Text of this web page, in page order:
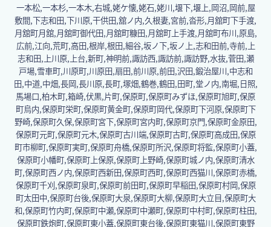
一本松,一本杉,一本木,右城,姥ケ懐,姥石,姥川,堰下,堰上,岡沼,岡前,屋
敷間,下志和田,下川原,干供田,舘ノ内,久根妻,宮前,沓形,月舘町下手渡,
月舘町月舘,月舘町御代田,月舘町糠田,月舘町上手渡,月舘町布川,原島,
広前,江向,荒町,高田,根岸,根田,細谷,坂ノ下,坂ノ上,志和田前,寺前,上
志和田,上川原,上台,新町,神明前,諏訪西,諏訪前,諏訪野,水抜,菅田,瀬
戸場,雪車町,川原町,川原田,扇田,前川原,前田,沢田,鍛治屋川,中志和
田,中道,中畑,長岡,長川原,長町,塚畑,鶴巻,鶴田,田町,堂ノ内,南堀,日照,
馬場口,柏木町,箱崎,伏黒,片町,保原町,保原町みずほ,保原町旭町,保原
町烏内,保原町栄町,保原町黄金町,保原町岡代,保原町下河原,保原町下
野崎,保原町久保,保原町宮下,保原町宮内町,保原町京門,保原町金原田,
保原町元町,保原町元木,保原町古川端,保原町古町,保原町高成田,保原
町市柳町,保原町実町,保原町舟橋,保原町所沢,保原町将監,保原町小蓋,
保原町小幡町,保原町上保原,保原町上野崎,保原町城ノ内,保原町清水
町,保原町西ノ内,保原町西新田,保原町西町,保原町西猫川,保原町赤橋,
保原町千刈,保原町泉町,保原町前田町,保原町早稲田,保原町村岡,保原
町太田中,保原町台後,保原町大泉,保原町大柳,保原町大立目,保原町大
和,保原町竹内町,保原町中瀬,保原町中瀬町,保原町中村町,保原町柱田,
保原町鉄炮町,保原町東小蓋,保原町東台後,保原町東猫川,保原町東野